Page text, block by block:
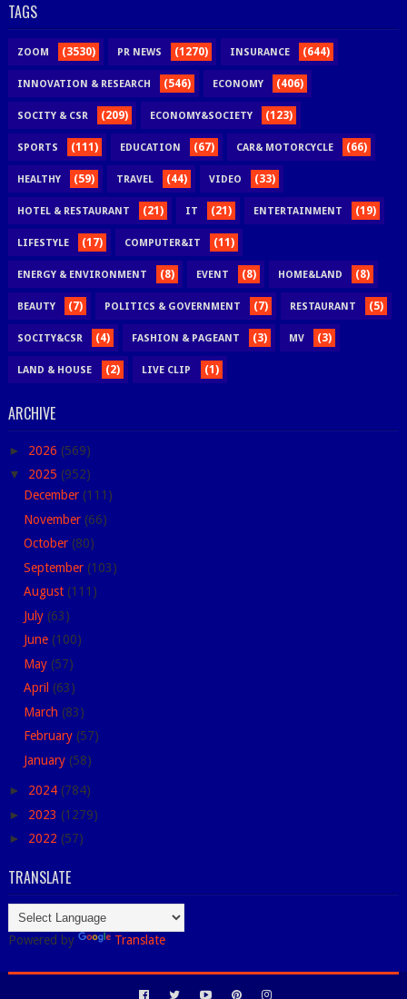
TAGS
ZOOM (3530) PR NEWS (1270) INSURANCE (644)
INNOVATION & RESEARCH (546) ECONOMY (406)
SOCITY & CSR (209) ECONOMY&SOCIETY (123)
SPORTS (111) EDUCATION (67) CAR& MOTORCYCLE (66)
HEALTHY (59) TRAVEL (44) VIDEO (33)
HOTEL & RESTAURANT (21) IT (21) ENTERTAINMENT (19)
LIFESTYLE (17) COMPUTER&IT (11)
ENERGY & ENVIRONMENT (8) EVENT (8) HOME&LAND (8)
BEAUTY (7) POLITICS & GOVERNMENT (7) RESTAURANT (5)
SOCITY&CSR (4) FASHION & PAGEANT (3) MV (3)
LAND & HOUSE (2) LIVE CLIP (1)
ARCHIVE
► 2026 (569)
▼ 2025 (952)
December (111)
November (66)
October (80)
September (103)
August (111)
July (63)
June (100)
May (57)
April (63)
March (83)
February (57)
January (58)
► 2024 (784)
► 2023 (1279)
► 2022 (57)
TRANSLATE
Powered by Translate